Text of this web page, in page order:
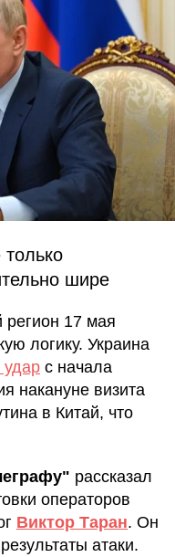
шире
регион 17 мая
логику. Украина
с начала
накануне визита
в Китай, что
рассказал
операторов
Виктор Таран. Он
атаки.